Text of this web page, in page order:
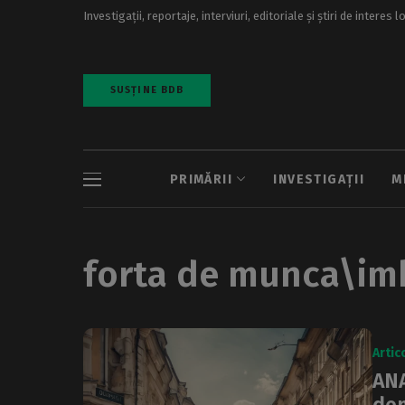
Investigații, reportaje, interviuri, editoriale și știri de interes
SUSȚINE BDB
PRIMĂRII INVESTIGAȚII
forta de